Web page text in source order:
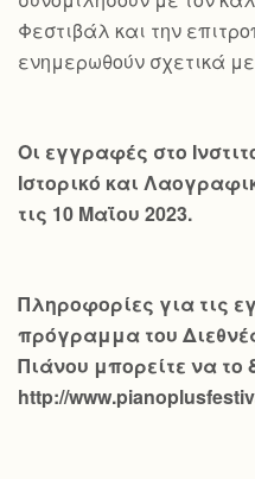
Φεστιβάλ και την
ενημερωθούν σχετικά
Οι εγγραφές στο
Ιστορικό και
τις 10 Μαΐου 2023.
Πληροφορίες για τις
πρόγραμμα του
Πιάνου μπορείτε να το
http://